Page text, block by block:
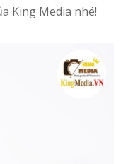
King Media nhé!